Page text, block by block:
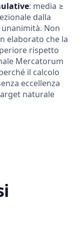
: media ≥
dalla
Non
elaborato che la
rispetto
Mercatorum
il calcolo
eccellenza
naturale